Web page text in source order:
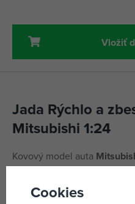
Vložiť
Jada Rýchlo a
Mitsubishi 1:24
Kovový model auta
Na voľnobeh, otváracie
Cookies